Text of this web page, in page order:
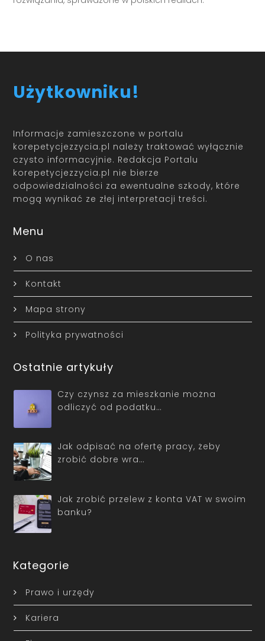
Użytkowniku!
Informacje zamieszczone w portalu
korepetycjezzycia.pl należy traktować wyłącznie
czysto informacyjnie. Redakcja Portalu
korepetycjezzycia.pl nie bierze
odpowiedzialności za ewentualne szkody, które
mogą wynikać ze złej interpretacji treści.
Menu
O nas
Kontakt
Mapa strony
Polityka prywatności
Ostatnie artykuły
Czy czynsz za mieszkanie można
odliczyć od podatku…
Jak odpisać na ofertę pracy, żeby
zrobić dobre wra…
Jak zrobić przelew z konta VAT w swoim
banku?
Kategorie
Prawo i urzędy
Kariera